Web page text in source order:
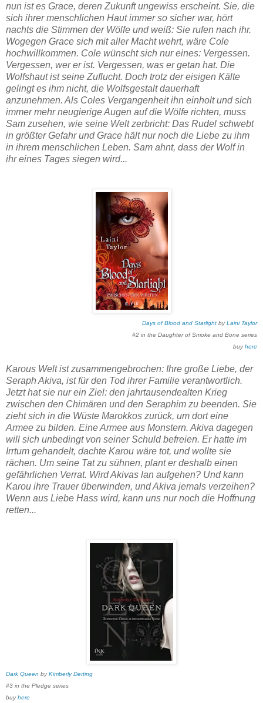
nun ist es Grace, deren Zukunft ungewiss erscheint. Sie, die
sich ihrer menschlichen Haut immer so sicher war, hört
nachts die Stimmen der Wölfe und weiß: Sie rufen nach ihr.
Wogegen Grace sich mit aller Macht wehrt, wäre Cole
hochwillkommen. Cole wünscht sich nur eines: Vergessen.
Vergessen, wer er ist. Vergessen, was er getan hat. Die
Wolfshaut ist seine Zuflucht. Doch trotz der eisigen Kälte
gelingt es ihm nicht, die Wolfsgestalt dauerhaft
anzunehmen. Als Coles Vergangenheit ihn einholt und sich
immer mehr neugierige Augen auf die Wölfe richten, muss
Sam zusehen, wie seine Welt zerbricht: Das Rudel schwebt
in größter Gefahr und Grace hält nur noch die Liebe zu ihm
in ihrem menschlichen Leben. Sam ahnt, dass der Wolf in
ihr eines Tages siegen wird...
Days of Blood and Starlight byLaini Taylor
#2 in the Daughter of Smoke and Bone series
buyhere
Karous Welt ist zusammengebrochen: Ihre große Liebe, der
Seraph Akiva, ist für den Tod ihrer Familie verantwortlich.
Jetzt hat sie nur ein Ziel: den jahrtausendealten Krieg
zwischen den Chimären und den Seraphim zu beenden. Sie
zieht sich in die Wüste Marokkos zurück, um dort eine
Armee zu bilden. Eine Armee aus Monstern. Akiva dagegen
will sich unbedingt von seiner Schuld befreien. Er hatte im
Irrtum gehandelt, dachte Karou wäre tot, und wollte sie
rächen. Um seine Tat zu sühnen, plant er deshalb einen
gefährlichen Verrat. Wird Akivas lan aufgehen? Und kann
Karou ihre Trauer überwinden, und Akiva jemals verzeihen?
Wenn aus Liebe Hass wird, kann uns nur noch die Hoffnung
retten...
Dark Queen byKimberly Derting
#3 in the Pledge series
buyhere